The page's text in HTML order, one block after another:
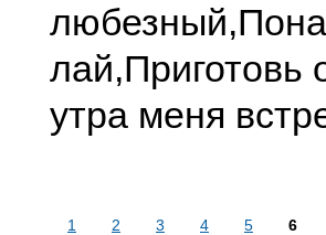
любезный,
лай,Приготовь
утра меня
1 2 3 4 5 6